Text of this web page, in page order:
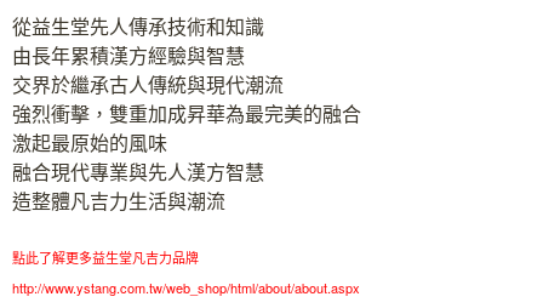
從益生堂先人傳承技術和知識
由長年累積漢方經驗與智慧
交界於繼承古人傳統與現代潮流
強烈衝擊，雙重加成昇華為最完美的融合
激起最原始的風味
融合現代專業與先人漢方智慧
造整體凡吉力生活與潮流
點此了解更多益生堂凡吉力品牌
http://www.ystang.com.tw/web_shop/html/about/about.aspx